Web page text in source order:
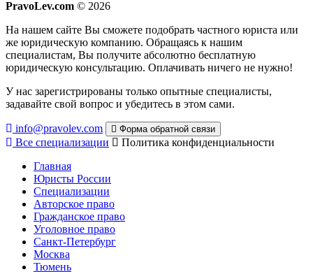
PravoLev.com © 2026
На нашем сайте Вы сможете подобрать частного юриста или
же юридическую компанию. Обращаясь к нашим
специалистам, Вы получите абсолютно бесплатную
юридическую консультацию. Оплачивать ничего не нужно!
У нас зарегистрированы только опытные специалисты,
задавайте свой вопрос и убедитесь в этом сами.
info@pravolev.com Форма обратной связи
Все специализации
Политика конфиденциальности
Главная
Юристы России
Специализации
Авторское право
Гражданское право
Уголовное право
Санкт-Петербург
Москва
Тюмень